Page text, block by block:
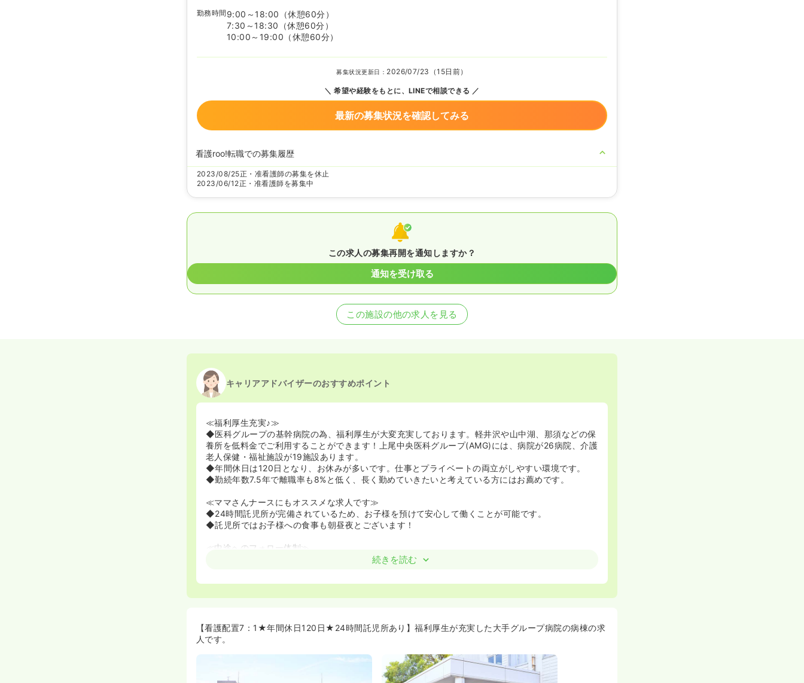
勤務時間 9:00～18:00
（休憩60分）
7:30～18:30
（休憩60分）
10:00～19:00 （休憩60分）
募集状況更新日： 2026/07/23（15日前）
希望や経験をもとに、LINEで相談できる
最新の募集状況を確認してみる
看護roo!転職での募集履歴
2023/08/25正・准看護師の募集を休止
2023/06/12正・准看護師を募集中
この求人の募集再開を通知しますか？
通知を受け取る
この施設の他の求人を見る
キャリアアドバイザーのおすすめポイント
≪福利厚生充実♪≫
◆医科グループの基幹病院の為、福利厚生が大変充実しております。軽井沢や山中湖、那須などの保
養所を低料金でご利用することができます！上尾中央医科グループ(AMG)には、病院が26病院、介護
老人保健・福祉施設が19施設あります。
◆年間休日は120日となり、お休みが多いです。仕事とプライベートの両立がしやすい環境です。
◆勤続年数7.5年で離職率も8%と低く、長く勤めていきたいと考えている方にはお薦めです。
≪ママさんナースにもオススメな求人です≫
◆24時間託児所が完備されているため、お子様を預けて安心して働くことが可能です。
◆託児所ではお子様への食事も朝昼夜とございます！
≪中途へのフォロー体制≫
◆ラダー研修や全体研修があるため、自分のレベルに合った研修を受けることができます。
を覚えることができます。
◆2016年6月より、オペを始めました。今後は、オペ件数を増やし地域医療に貢献していく病院にな
ります。組織作りにも関わってみたい方には必見です。
続きを読む
【看護配置7：1★年間休日120日★24時間託児所あり】福利厚生が充実した大手グループ病院の病棟の求
人です。